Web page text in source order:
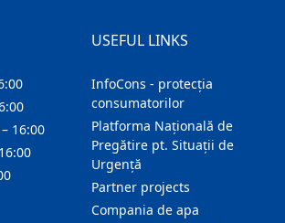
USEFUL LINKS
InfoCons - protecția
consumatorilor
Platforma Națională de
Pregătire pt. Situații de
Urgență
Partner projects
Compania de apa
16:00